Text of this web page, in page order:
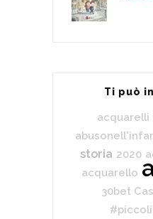
Ti può
acquarelli
storia 2020
acquarello
30bet